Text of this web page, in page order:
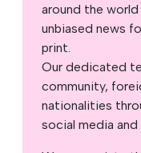
around the
unbiased news
print.
Our dedicated
community,
nationalities
social media